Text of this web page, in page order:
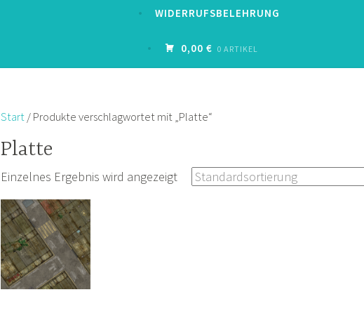
WIDERRUFSBELEHRUNG
0,00 € 0 ARTIKEL
Start/ Produkte verschlagwortet mit „Platte“
Platte
Einzelnes Ergebnis wird angezeigt